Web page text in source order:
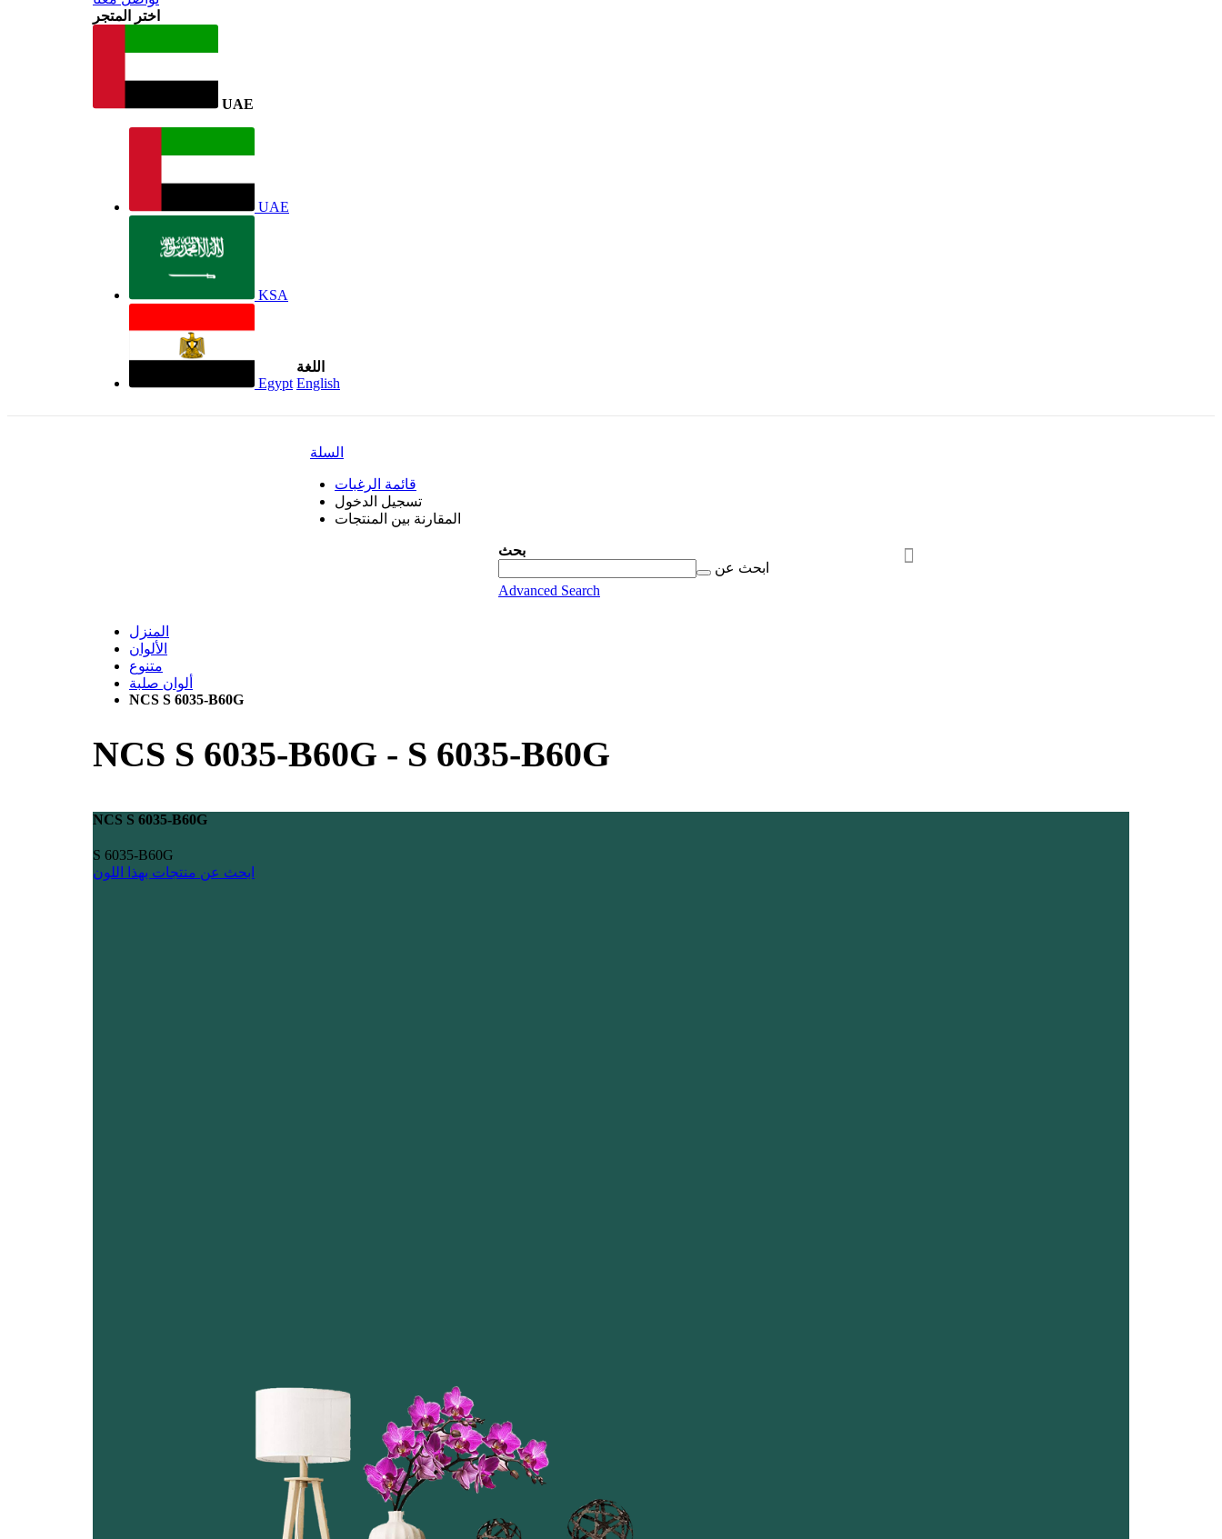
اختر المتجر
UAE
UAE
KSA
Egypt
اللغة
English
السلة
قائمة الرغبات
تسجيل الدخول
المقارنة بين المنتجات
بحث
البحث
ابحث عن
Advanced Search
المنزل
الألوان
متنوع
ألوان صلبة
NCS S 6035-B60G
NCS S 6035-B60G - S 6035-B60G
NCS S 6035-B60G
S 6035-B60G
ابحث عن منتجات بهذا اللون